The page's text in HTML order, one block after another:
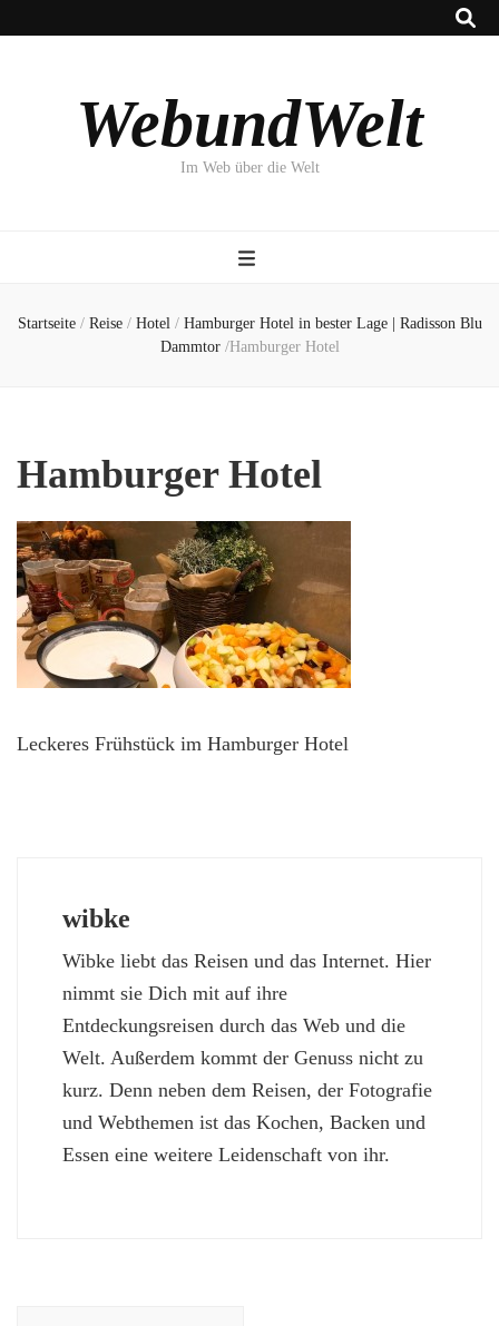
WebundWelt
Im Web über die Welt
Startseite / Reise / Hotel / Hamburger Hotel in bester Lage | Radisson Blu
Dammtor /Hamburger Hotel
Hamburger Hotel
Leckeres Frühstück im Hamburger Hotel
wibke
Wibke liebt das Reisen und das Internet. Hier
nimmt sie Dich mit auf ihre
Entdeckungsreisen durch das Web und die
Welt. Außerdem kommt der Genuss nicht zu
kurz. Denn neben dem Reisen, der Fotografie
und Webthemen ist das Kochen, Backen und
Essen eine weitere Leidenschaft von ihr.